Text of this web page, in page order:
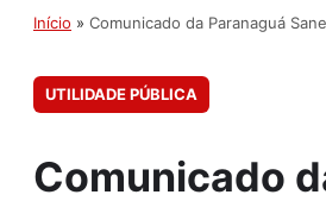
Início » Comunicado da Paranaguá
UTILIDADE PÚBLICA
Comunicado